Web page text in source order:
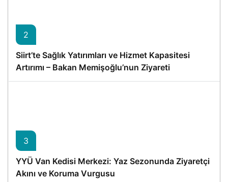
2
Siirt’te Sağlık Yatırımları ve Hizmet Kapasitesi
Artırımı – Bakan Memişoğlu’nun Ziyareti
3
YYÜ Van Kedisi Merkezi: Yaz Sezonunda Ziyaretçi
Akını ve Koruma Vurgusu